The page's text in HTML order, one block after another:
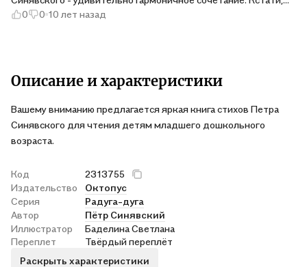
родители, читавшие в детстве журнал "Трамвай", будут
среди множества книжных серий для дошкольников и
0 0 10 лет назад
Описание и характеристики
Вашему вниманию предлагается яркая книга стихов Петра
Синявского для чтения детям младшего дошкольного
возраста.
Код
2313755
Издательство
Октопус
Серия
Радуга-дуга
Автор
Пётр Синявский
Иллюстратор
Баделина Светлана
Переплет
Твёрдый переплёт
Раскрыть характеристики